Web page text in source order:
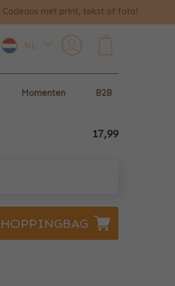
Cadeaus met print, tekst of foto!
NL
Momenten B2B
17,99